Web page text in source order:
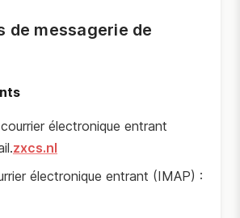
de messagerie de
électronique entrant
zxcs.nl
électronique entrant (IMAP) :